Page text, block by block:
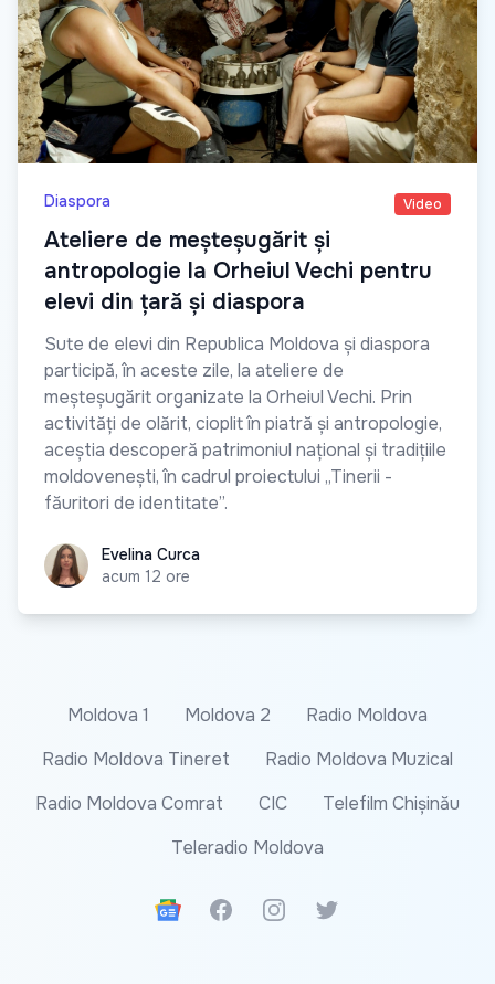
Diaspora Video
Ateliere de meșteșugărit și
antropologie la Orheiul Vechi pentru
elevi din țară și diaspora
Sute de elevi din Republica Moldova și diaspora
participă, în aceste zile, la ateliere de
meșteșugărit organizate la Orheiul Vechi. Prin
activități de olărit, cioplit în piatră și antropologie,
aceștia descoperă patrimoniul național și tradițiile
moldovenești, în cadrul proiectului „Tinerii -
făuritori de identitate”.
Evelina CurcaEvelina Curca
acum 12 ore
Moldova 1 Moldova 2
Radio Moldova
Radio Moldova Tineret
Radio Moldova Muzical
Radio Moldova Comrat
CIC
Telefilm Chișinău
Teleradio Moldova
Google News
FacebookInstagramTwitter